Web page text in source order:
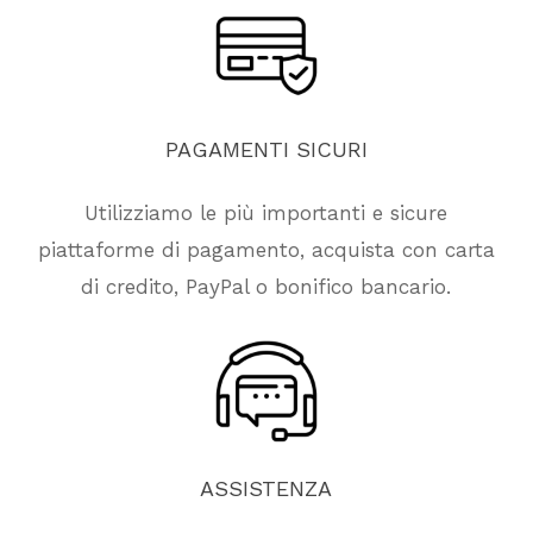
PAGAMENTI SICURI
Utilizziamo le più importanti e sicure
piattaforme di pagamento, acquista con carta
di credito, PayPal o bonifico bancario.
ASSISTENZA